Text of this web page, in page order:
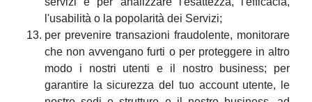
l'usabilità o la popolarità dei Servizi;
per prevenire transazioni fraudolente, monitorare
che non avvengano furti o per proteggere in altro
modo i nostri utenti e il nostro business; per
garantire la sicurezza del tuo account utente, le